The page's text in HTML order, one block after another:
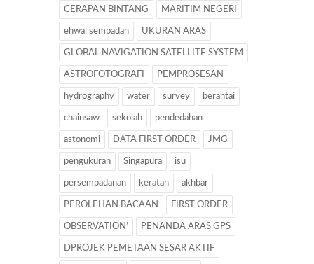
CERAPAN BINTANG MARITIM NEGERI
ehwal sempadan UKURAN ARAS
GLOBAL NAVIGATION SATELLITE SYSTEM
ASTROFOTOGRAFI PEMPROSESAN
hydrography water survey berantai
chainsaw sekolah pendedahan
astonomi DATA FIRST ORDER JMG
pengukuran Singapura isu
persempadanan keratan akhbar
PEROLEHAN BACAAN FIRST ORDER
OBSERVATION’ PENANDA ARAS GPS
DPROJEK PEMETAAN SESAR AKTIF